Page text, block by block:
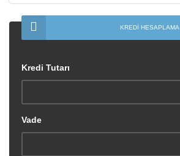
KREDİ HESAPLAMA
Kredi Tutarı
Vade